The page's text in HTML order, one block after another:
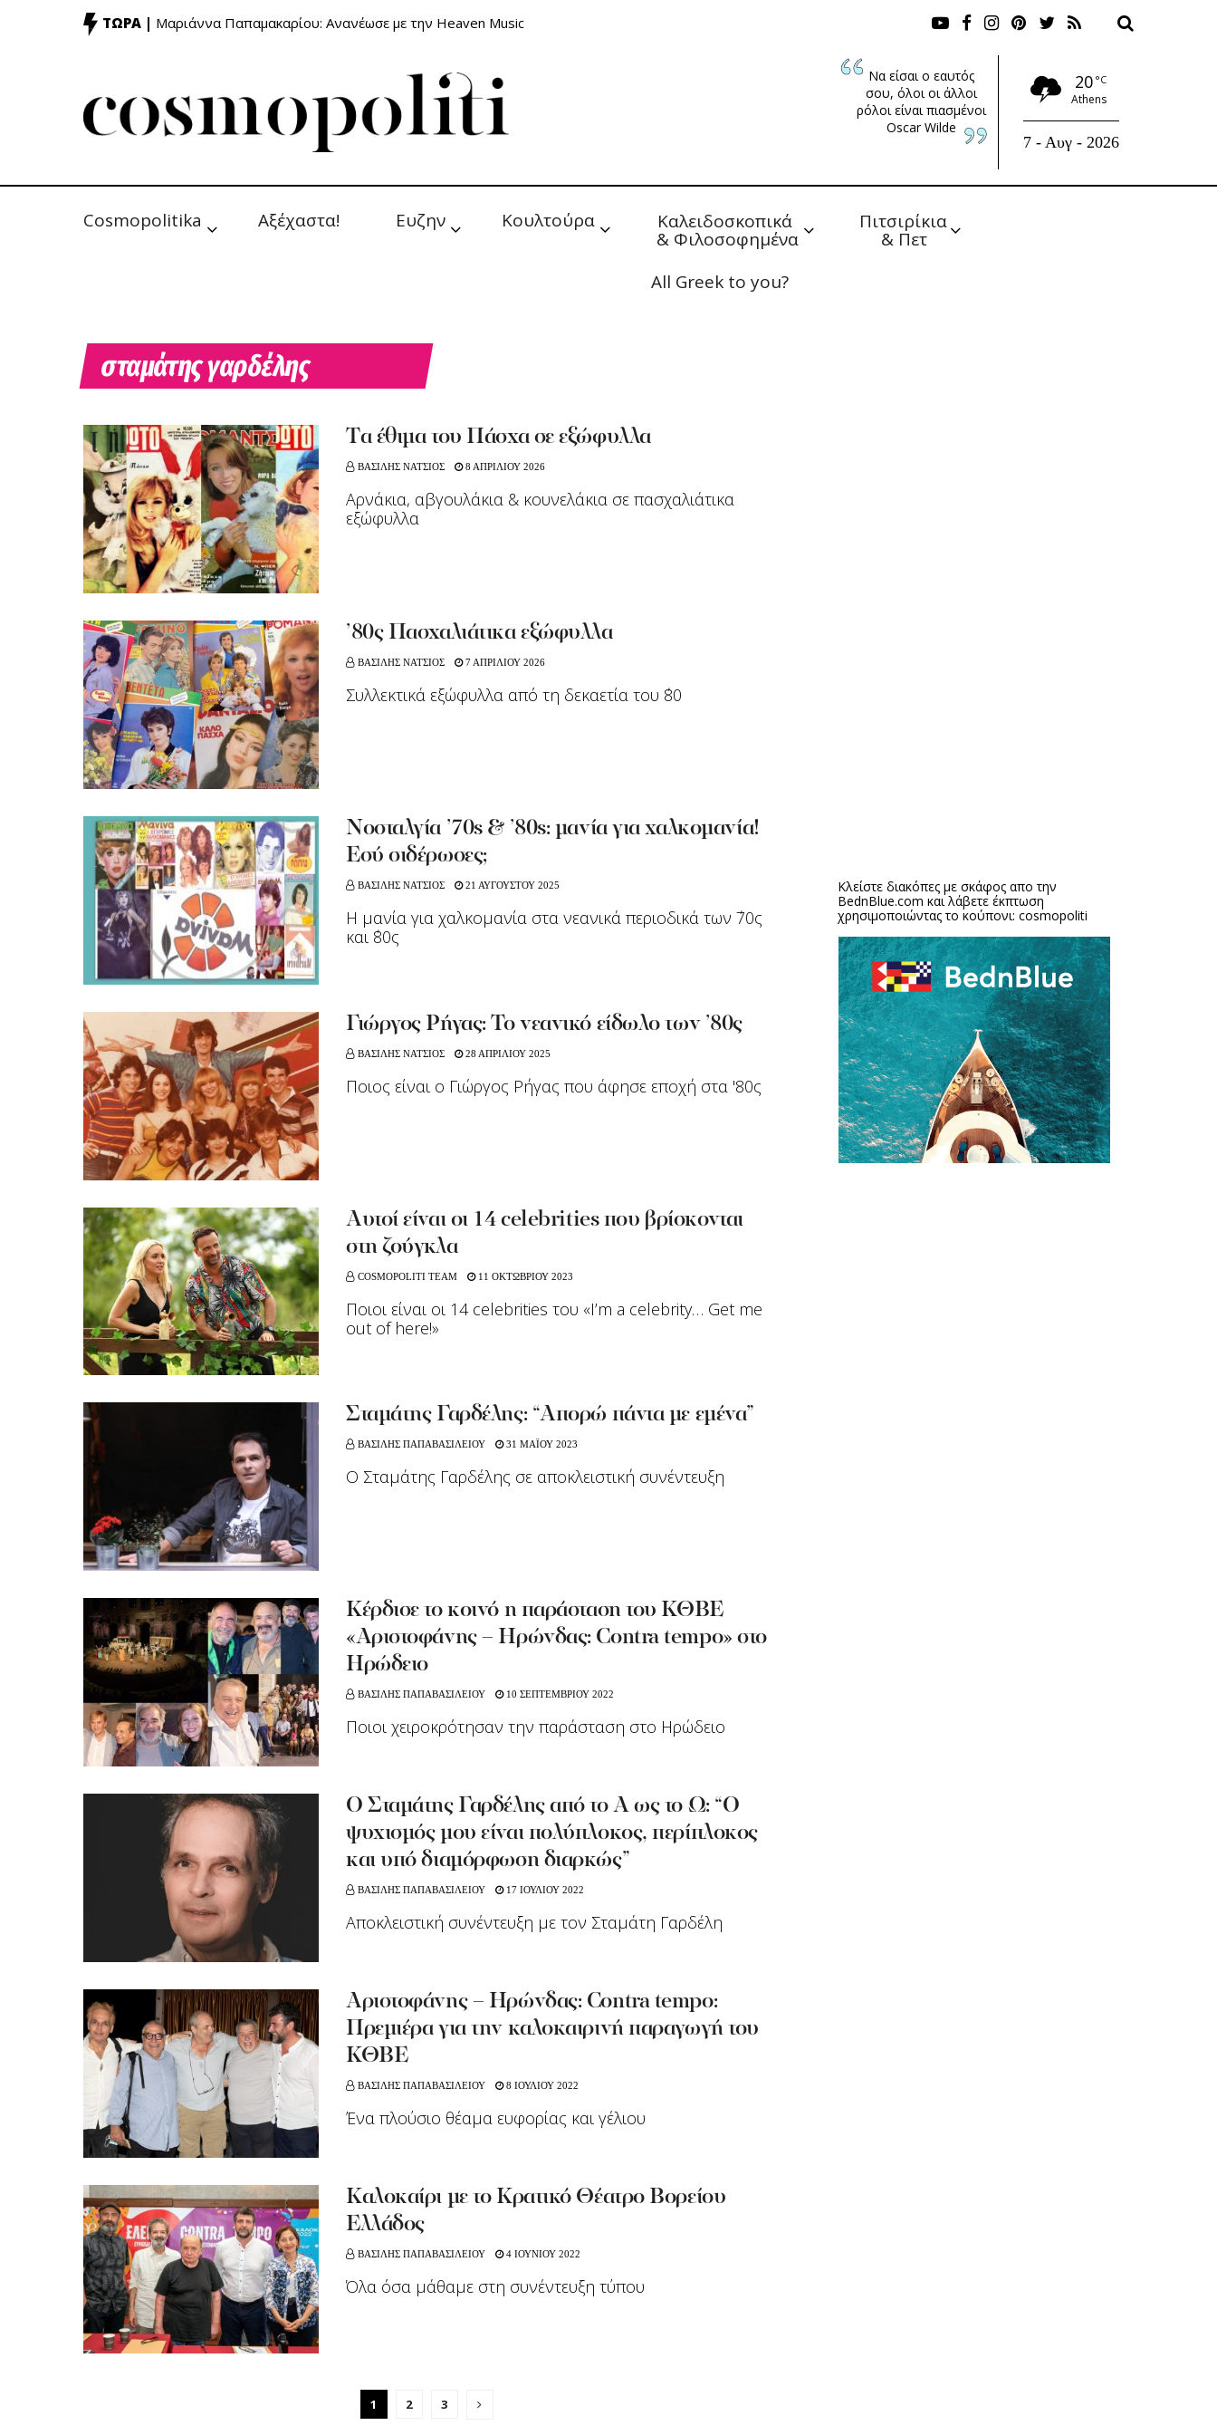
ΤΩΡΑ | Μαριάννα Παπαμακαρίου: Ανανέωσε με την Heaven Music
Να είσαι ο εαυτός
σου, όλοι οι άλλοι
ρόλοι είναι πιασμένοι
Oscar Wilde
20 °C
Athens
7 - Αυγ - 2026
Cosmopolitika Αξέχαστα! Ευζην Κουλτούρα Καλειδοσκοπικά
& Φιλοσοφημένα
Πιτσιρίκια
& Πετ
All Greek to you?
σταμάτης γαρδέλης
Tα έθιμα του Πάσχα σε εξώφυλλα
ΒΑΣΙΛΗΣ ΝΑΤΣΙΟΣ 8 ΑΠΡΙΛΙΟΥ 2026
Αρνάκια, αβγουλάκια & κουνελάκια σε πασχαλιάτικα
εξώφυλλα
’80ς Πασχαλιάτικα εξώφυλλα
ΒΑΣΙΛΗΣ ΝΑΤΣΙΟΣ 7 ΑΠΡΙΛΙΟΥ 2026
Συλλεκτικά εξώφυλλα από τη δεκαετία του ΄80
Νοσταλγία ’70s & ’80s: μανία για χαλκομανία!
Εσύ σιδέρωσες;
ΒΑΣΙΛΗΣ ΝΑΤΣΙΟΣ 21 ΑΥΓΟΥΣΤΟΥ 2025
Η μανία για χαλκομανία στα νεανικά περιοδικά των ΄70ς
και ΄80ς
Γιώργος Ρήγας: Το νεανικό είδωλο των ’80ς
ΒΑΣΙΛΗΣ ΝΑΤΣΙΟΣ 28 ΑΠΡΙΛΙΟΥ 2025
Ποιος είναι ο Γιώργος Ρήγας που άφησε εποχή στα '80ς
Αυτοί είναι οι 14 celebrities που βρίσκονται
στη ζούγκλα
COSMOPOLITI TEAM 11 ΟΚΤΩΒΡΙΟΥ 2023
Ποιοι είναι οι 14 celebrities του «I’m a celebrity… Get me
out of here!»
Σταμάτης Γαρδέλης: “Απορώ πάντα με εμένα”
ΒΑΣΙΛΗΣ ΠΑΠΑΒΑΣΙΛΕΙΟΥ 31 ΜΑΪΟΥ 2023
Ο Σταμάτης Γαρδέλης σε αποκλειστική συνέντευξη
Κέρδισε το κοινό η παράσταση του ΚΘΒΕ
«Αριστοφάνης – Ηρώνδας: Contra tempo» στο
Ηρώδειο
ΒΑΣΙΛΗΣ ΠΑΠΑΒΑΣΙΛΕΙΟΥ 10 ΣΕΠΤΕΜΒΡΙΟΥ 2022
Ποιοι χειροκρότησαν την παράσταση στο Ηρώδειο
O Σταμάτης Γαρδέλης από το Α ως το Ω: “Ο
ψυχισμός μου είναι πολύπλοκος, περίπλοκος
και υπό διαμόρφωση διαρκώς”
ΒΑΣΙΛΗΣ ΠΑΠΑΒΑΣΙΛΕΙΟΥ 17 ΙΟΥΛΙΟΥ 2022
Αποκλειστική συνέντευξη με τον Σταμάτη Γαρδέλη
Αριστοφάνης – Ηρώνδας: Contra tempo:
Πρεμιέρα για την καλοκαιρινή παραγωγή του
ΚΘΒΕ
ΒΑΣΙΛΗΣ ΠΑΠΑΒΑΣΙΛΕΙΟΥ 8 ΙΟΥΛΙΟΥ 2022
Ένα πλούσιο θέαμα ευφορίας και γέλιου
Kαλοκαίρι με το Κρατικό Θέατρο Βορείου
Ελλάδος
ΒΑΣΙΛΗΣ ΠΑΠΑΒΑΣΙΛΕΙΟΥ 4 ΙΟΥΝΙΟΥ 2022
Όλα όσα μάθαμε στη συνέντευξη τύπου
1 2 3
Κλείστε διακόπες με σκάφος απο την
BednBlue.com και λάβετε έκπτωση
χρησιμοποιώντας το κούπονι: cosmopoliti